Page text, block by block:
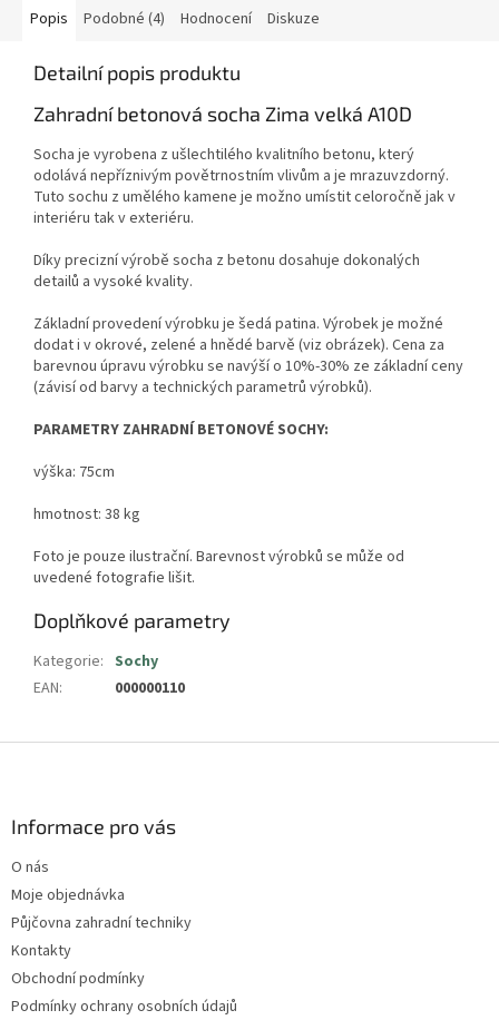
Popis Podobné (4) Hodnocení Diskuze
Detailní popis produktu
Zahradní betonová socha Zima velká A10D
Socha je vyrobena z ušlechtilého kvalitního betonu, který
odolává nepříznivým povětrnostním vlivům a je mrazuvzdorný.
Tuto sochu z umělého kamene je možno umístit celoročně jak v
interiéru tak v exteriéru.
Díky precizní výrobě socha z betonu dosahuje dokonalých
detailů a vysoké kvality.
Základní provedení výrobku je šedá patina. Výrobek je možné
dodat i v okrové, zelené a hnědé barvě (viz obrázek). Cena za
barevnou úpravu výrobku se navýší o 10%-30% ze základní ceny
(závisí od barvy a technických parametrů výrobků).
PARAMETRY ZAHRADNÍ BETONOVÉ SOCHY:
výška: 75cm
hmotnost: 38 kg
Foto je pouze ilustrační. Barevnost výrobků se může od
uvedené fotografie lišit.
Doplňkové parametry
Kategorie: Sochy
EAN: 000000110
Informace pro vás
O nás
Moje objednávka
Půjčovna zahradní techniky
Kontakty
Obchodní podmínky
Podmínky ochrany osobních údajů